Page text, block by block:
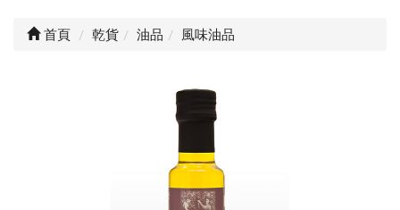
首頁 乾貨 油品 風味油品